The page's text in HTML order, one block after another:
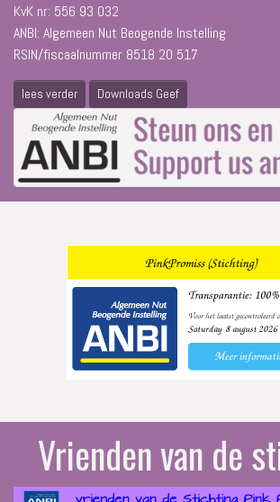
KvK nr: 556 93 032
ANBI: Algemeen Nut Beogende Instelling
RSIN/fiscaalnummer 8518 20 517
lees verder Downloads Geef
Vrienden van de